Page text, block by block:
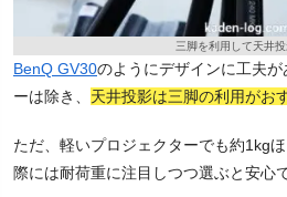
三脚を利用して天井
BenQ GV30のようにデザインに工夫
ーは除き、 天井投影は三脚の利用がお
ただ、軽いプロジェクターでも約1kg
際には耐荷重に注目しつつ選ぶと安心で